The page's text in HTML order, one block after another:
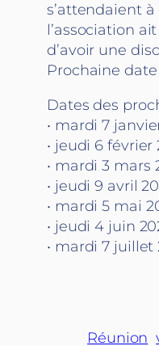
s’attendaient
l’association
d’avoir une
Prochaine
Dates des
• mardi 7
• jeudi 6 février
• mardi 3 mars
• jeudi 9 avril
• mardi 5 mai
• jeudi 4 juin
• mardi 7
Réunion